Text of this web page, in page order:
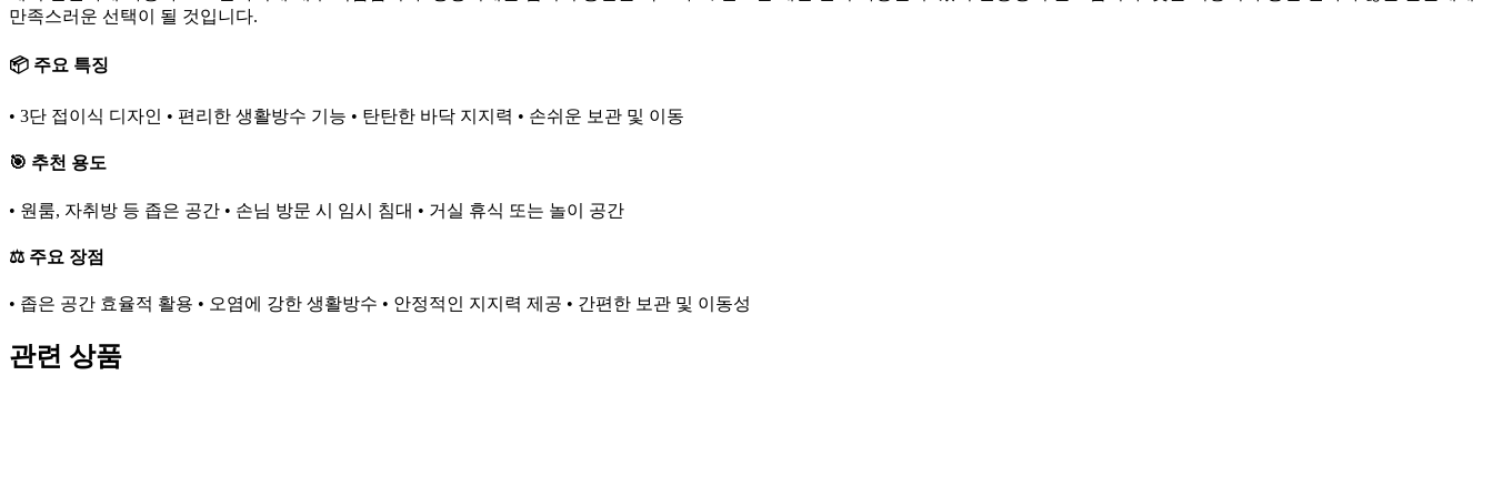
만족스러운 선택이 될 것입니다.
📦 주요 특징
• 3단 접이식 디자인 • 편리한 생활방수 기능 • 탄탄한 바닥 지지력 • 손쉬운 보관 및 이동
🎯 추천 용도
• 원룸, 자취방 등 좁은 공간 • 손님 방문 시 임시 침대 • 거실 휴식 또는 놀이 공간
⚖️ 주요 장점
• 좁은 공간 효율적 활용 • 오염에 강한 생활방수 • 안정적인 지지력 제공 • 간편한 보관 및 이동성
관련 상품